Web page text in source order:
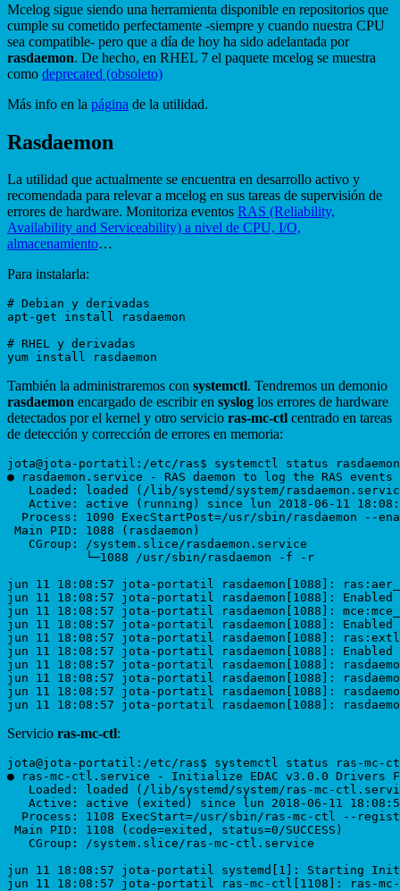
Mcelog sigue siendo una herramienta disponible en repositorios que
cumple su cometido perfectamente -siempre y cuando nuestra CPU
sea compatible- pero que a día de hoy ha sido adelantada por
rasdaemon. De hecho, en RHEL 7 el paquete mcelog se muestra
como deprecated (obsoleto)
Más info en la página de la utilidad.
Rasdaemon
La utilidad que actualmente se encuentra en desarrollo activo y
recomendada para relevar a mcelog en sus tareas de supervisión de
errores de hardware. Monitoriza eventos RAS (Reliability,
Availability and Serviceability) a nivel de CPU, I/O,
almacenamiento…
Para instalarla:
# Debian y derivadas
apt-get install rasdaemon
# RHEL y derivadas
También la administraremos con systemctl. Tendremos un demonio
rasdaemon encargado de escribir en syslog los errores de hardware
detectados por el kernel y otro servicio ras-mc-ctl centrado en tareas
de detección y corrección de errores en memoria:
jota@jota-portatil:/etc/ras$ systemctl status
● rasdaemon.service - RAS daemon to log the RAS events
Loaded: loaded (/lib/systemd/system/
Active: active (running) since lun 2018-06-11
Process: 1090 ExecStartPost=/usr/sbin/rasdaemon --
Main PID: 1088 (rasdaemon)
   CGroup: /system.slice/rasdaemon.service
           └─1088 /usr/sbin/rasdaemon -f -r
jun 11 18:08:57 jota-portatil rasdaemon[1088]:
jun 11 18:08:57 jota-portatil rasdaemon[1088]: Enabled
jun 11 18:08:57 jota-portatil rasdaemon[1088]:
jun 11 18:08:57 jota-portatil rasdaemon[1088]: Enabled
jun 11 18:08:57 jota-portatil rasdaemon[1088]:
jun 11 18:08:57 jota-portatil rasdaemon[1088]: Enabled
jun 11 18:08:57 jota-portatil rasdaemon[1088]:
jun 11 18:08:57 jota-portatil rasdaemon[1088]:
jun 11 18:08:57 jota-portatil rasdaemon[1088]:
Servicio ras-mc-ctl:
jota@jota-portatil:/etc/ras$ systemctl status ras-mc-
● ras-mc-ctl.service - Initialize EDAC v3.0.0 Drivers
Loaded: loaded (/lib/systemd/system/ras-mc-
Active: active (exited) since lun 2018-06-11
Process: 1108 ExecStart=/usr/sbin/ras-mc-ctl --
Main PID: 1108 (code=exited, status=0/SUCCESS)
   CGroup: /system.slice/ras-mc-ctl.service
jun 11 18:08:57 jota-portatil systemd[1]: Starting
jun 11 18:08:57 jota-portatil ras-mc-ctl[1108]: ras-mc-ctl: